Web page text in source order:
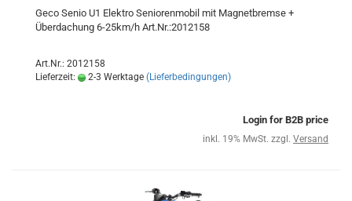
Geco Senio U1 Elektro Seniorenmobil mit Magnetbremse +
Überdachung 6-25km/h Art.Nr.:2012158
Art.Nr.: 2012158
Lieferzeit:
2-3 Werktage (Lieferbedingungen)
Login for B2B price
inkl. 19% MwSt. zzgl. Versand